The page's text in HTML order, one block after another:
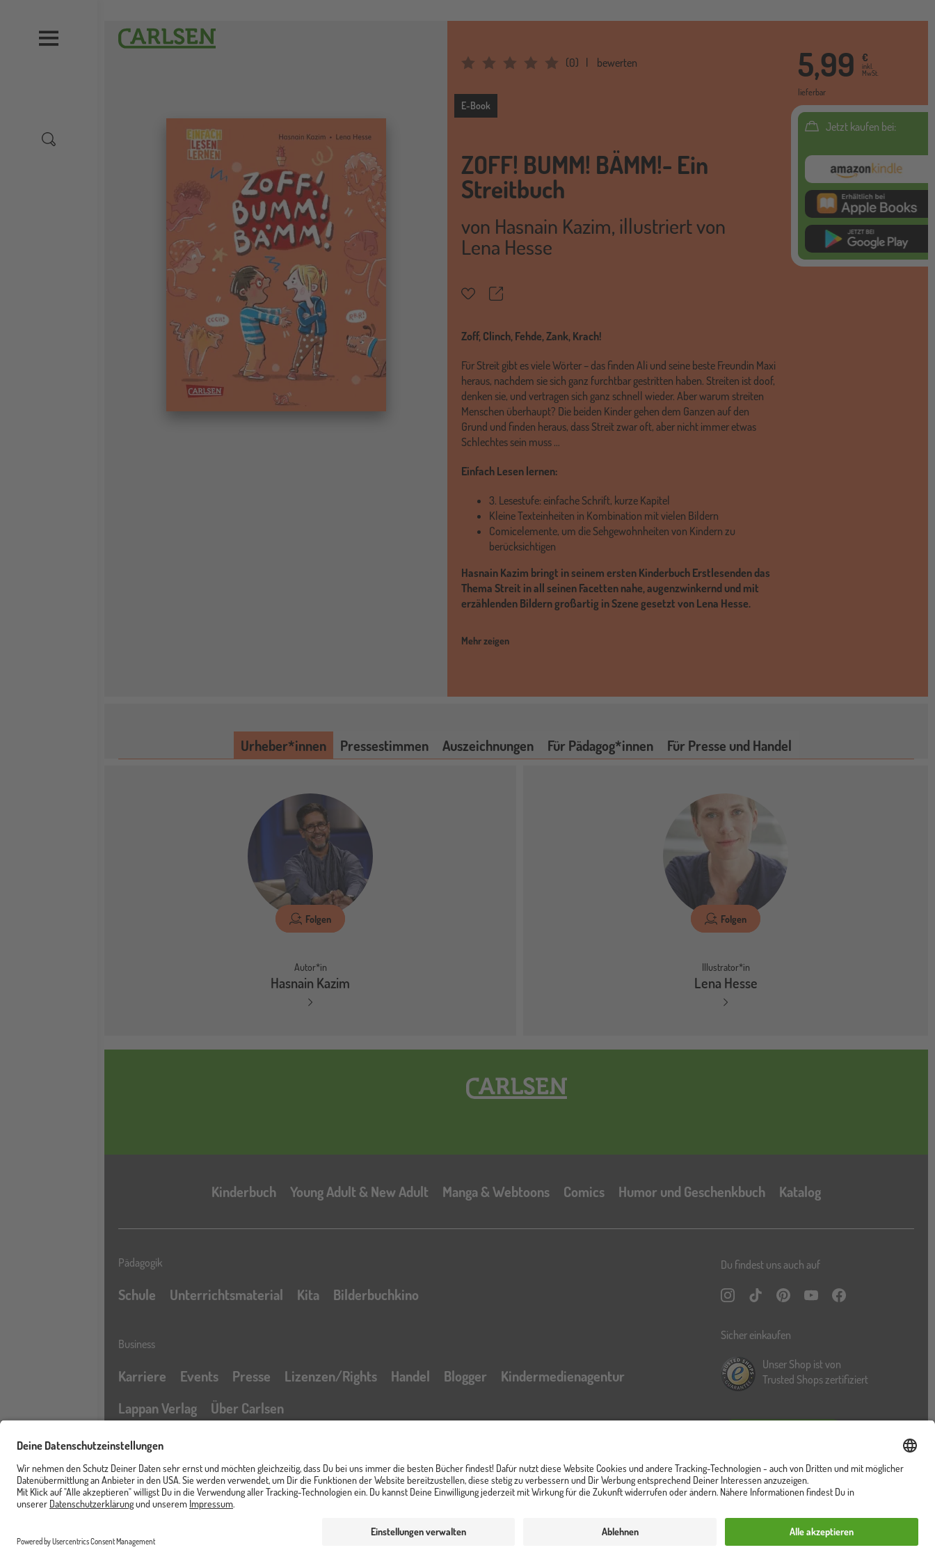
Profil
Merkzettel
Carlsen
Average Rating: 0 (0) bewerten
E-Book
E-Book
ZOFF! BUMM! BÄMM!- Ein
Streitbuch
von Hasnain Kazim, illustriert von
Lena Hesse
MerkzettelTeilen
Zoff, Clinch, Fehde, Zank, Krach!
Für Streit gibt es viele Wörter – das finden Ali und seine beste Freundin Maxi
heraus, nachdem sie sich ganz furchtbar gestritten haben. Streiten ist doof,
denken sie, und vertragen sich ganz schnell wieder. Aber warum streiten
Menschen überhaupt? Die beiden Kinder gehen dem Ganzen auf den
Grund und finden heraus, dass Streit zwar oft, aber nicht immer etwas
Schlechtes sein muss …
Einfach Lesen lernen:
3. Lesestufe: einfache Schrift, kurze Kapitel
Kleine Texteinheiten in Kombination mit vielen Bildern
Comicelemente, um die Sehgewohnheiten von Kindern zu
berücksichtigen
Hasnain Kazim bringt in seinem ersten Kinderbuch Erstlesenden das
Thema Streit in all seinen Facetten nahe, augenzwinkernd und mit
erzählenden Bildern großartig in Szene gesetzt von Lena Hesse.
Mehr zeigen
5,99 €
inkl.
MwSt.
lieferbar
Jetzt kaufen bei:
Amazon
itunes ebook
google
Urheber*innen Pressestimmen Auszeichnungen Für Pädagog*innen Für Presse und Handel
Folgen
Autor*in
Hasnain Kazim
Folgen
Illustrator*in
Lena Hesse
Hauptnavigation
Kinderbuch Young Adult & New Adult Manga & Webtoons Comics Humor und Geschenkbuch Katalog
Katalog
Pädagogik
Schule Unterrichtsmaterial Kita Bilderbuchkino
Business
Karriere Events Presse Lizenzen/Rights Handel Blogger
Kindermedienagentur
Lappan Verlag
Über Carlsen
Service & Rechtliches
Newsletter FAQ & Hilfe Kontakt Impressum AGB Online Shop Datenschutzerklärung
Cookies
Du findest uns auch auf
Instagram
TikTokPinterestYouTubeFacebook
Sicher einkaufen
Unser Shop ist von
Trusted Shops zertifiziert